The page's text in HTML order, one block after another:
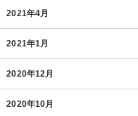
2021年4月
2021年1月
2020年12月
2020年10月